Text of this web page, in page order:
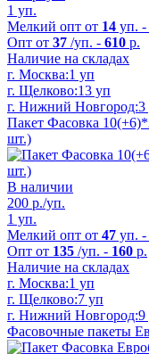
1 уп.
Мелкий опт от 14 уп. -
Опт от 37 /уп. - 610 р.
Наличие на складах
г. Москва:1 уп
г. Щелково:13 уп
г. Нижний Новгород:3
Пакет Фасовка
шт.)
В наличии
200 р./уп.
1 уп.
Мелкий опт от 47 уп. -
Опт от 135 /уп. - 160 р.
Наличие на складах
г. Москва:1 уп
г. Щелково:7 уп
г. Нижний Новгород:9
Фасовочные пакеты